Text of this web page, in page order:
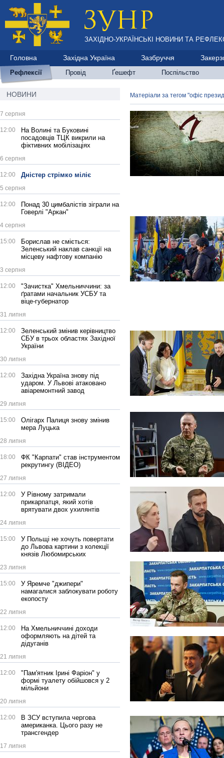
ЗАХІДНО-УКРАЇНСЬКІ НОВИНИ ТА
Головна Західна Україна Зазбруччя
Рефлексії Провід Ґешефт Поспільство
НОВИНИ
7 серпня
12:00
На Волині та Буковині
посадовців ТЦК викрили на
фіктивних мобілізаціях
6 серпня
12:00 Дністер стрімко міліє
5 серпня
12:00
Понад 30 цимбалістів зіграли на
Говерлі "Аркан"
4 серпня
15:00
Борислав не сміється:
Зеленський наклав санкції на
місцеву нафтову компанію
3 серпня
12:00
"Зачистка" Хмельниччини: за
ґратами начальник УСБУ та
віце-губернатор
31 липня
12:00
Зеленський змінив керівництво
СБУ в трьох областях Західної
України
30 липня
12:00
Західна Україна знову під
ударом. У Львові атаковано
авіаремонтний завод
29 липня
15:00
Олігарх Палиця знову змінив
мера Луцька
28 липня
18:00
ФК "Карпати" став інструментом
рекрутингу (ВІДЕО)
27 липня
12:00
У Рівному затримали
прикарпатця, який хотів
врятувати двох ухилянтів
24 липня
15:00
У Польщі не хочуть повертати
до Львова картини з колекції
князів Любомирських
23 липня
15:00
У Яремче "джипери"
намагалися заблокувати роботу
екопосту
22 липня
12:00
На Хмельниччині доходи
оформляють на дітей та
дідуганів
21 липня
12:00
"Пам'ятник Ірині Фаріон" у
формі туалету обійшовся у 2
мільйони
20 липня
12:00
В ЗСУ вступила чергова
американка. Цього разу не
трансгендер
17 липня
Матеріали за тегом "офіс